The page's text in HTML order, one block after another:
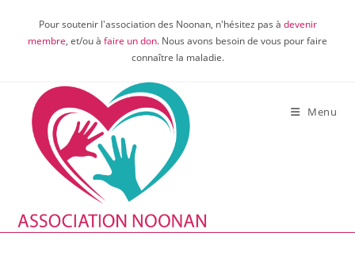
content
Pour soutenir l'association des Noonan, n'hésitez pas à devenir
membre, et/ou à faire un don. Nous avons besoin de vous pour faire
connaître la maladie.
Menu